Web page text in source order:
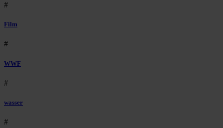
#
Film
#
WWF
#
wasser
#